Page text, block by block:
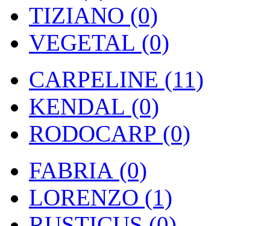
TIZIANO (0)
VEGETAL (0)
CARPELINE (11)
KENDAL (0)
RODOCARP (0)
FABRIA (0)
LORENZO (1)